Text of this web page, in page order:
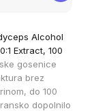
Alcohol
Extract, 100
gosenice
brez
do 100
dopolnilo